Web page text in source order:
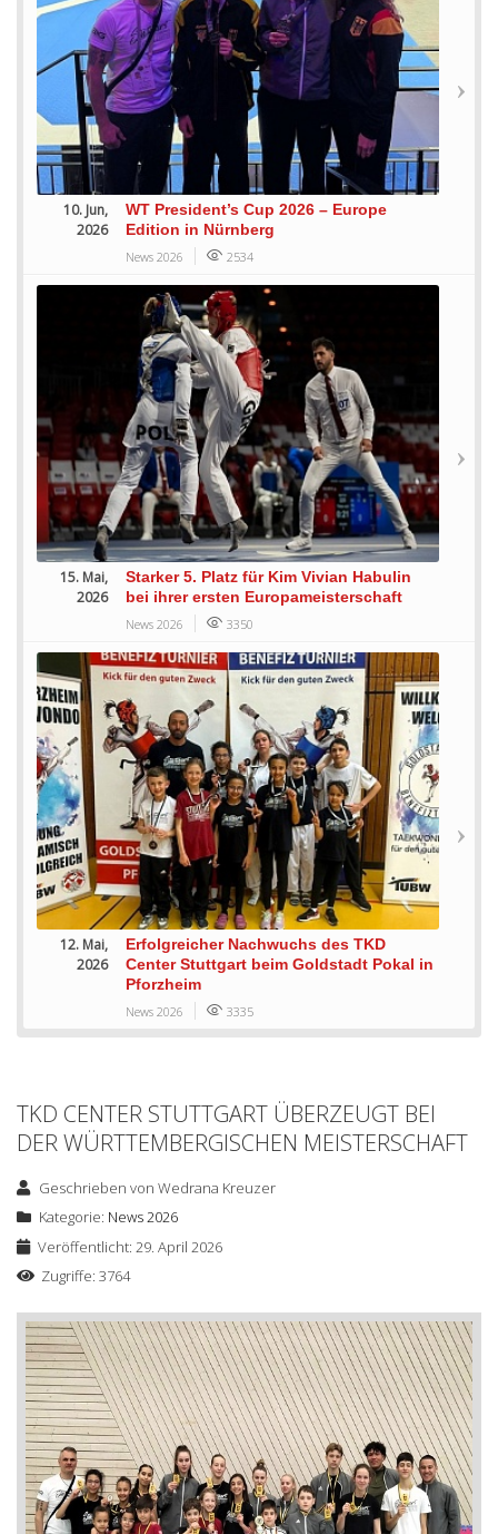
10. Jun,
2026
WT President’s Cup 2026 – Europe
Edition in Nürnberg
News 2026 2534
15. Mai,
2026
Starker 5. Platz für Kim Vivian Habulin
bei ihrer ersten Europameisterschaft
News 2026 3350
12. Mai,
2026
Erfolgreicher Nachwuchs des TKD
Center Stuttgart beim Goldstadt Pokal in
Pforzheim
News 2026 3335
TKD CENTER STUTTGART ÜBERZEUGT BEI
DER WÜRTTEMBERGISCHEN MEISTERSCHAFT
Geschrieben vonWedrana Kreuzer
Kategorie: News 2026
Veröffentlicht: 29. April 2026
Zugriffe: 3764